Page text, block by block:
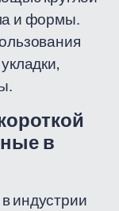
и формы.
в
индустрии